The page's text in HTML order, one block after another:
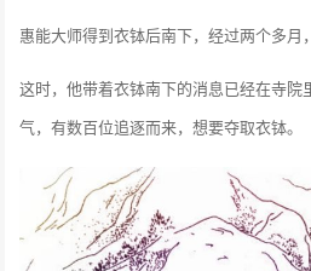
惠能大师得到衣钵后南下，经过两个多月
这时，他带着衣钵南下的消息已经在寺院
气，有数百位追逐而来，想要夺取衣钵。